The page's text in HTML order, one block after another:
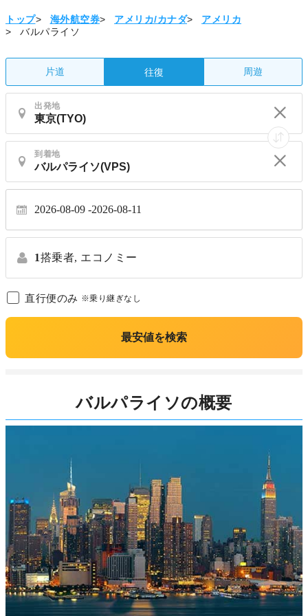
トップ> 海外航空券> アメリカ/カナダ>
アメリカ
>
バルパライソ
片道 往復 周遊
出発地
到着地
2026-08-09 2026-08-11
1搭乗者, エコノミー
直行便のみ ※乗り継ぎなし
最安値を検索
バルパライソの概要